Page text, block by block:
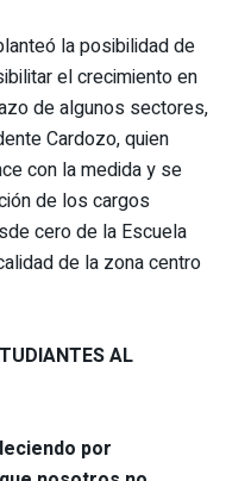
la posibilidad de
el crecimiento en
de algunos sectores,
Cardozo, quien
con la medida y se
de los cargos
cero de la Escuela
de la zona centro
AL
por